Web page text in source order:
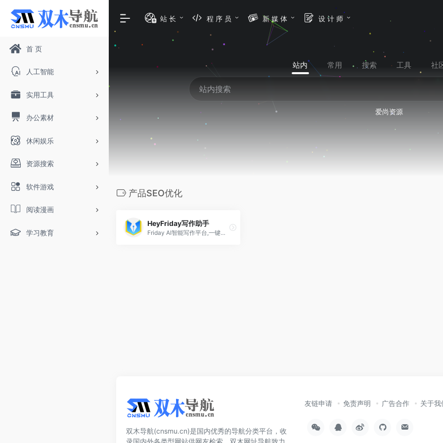
首 页
人工智能
实用工具
办公素材
休闲娱乐
资源搜索
软件游戏
阅读漫画
学习教育
站 长 程 序 员 新 媒 体 设 计 师
站内 常用 搜索 工具 社
爱尚资源
产品SEO优化
HeyFriday写作助手
Friday AI智能写作平台,一键生成高质量原创内容! Friday AI-国内顶尖算法模型,AI自动生成原创文章,60+丰富写作模板,十大写作场景全覆盖,支持改写,续写,扩写,搜索引擎优化,全场景媒体运营神器!
双木导航(cnsmu.cn)是国内优秀的导航分类平台，收
录国内外各类型网站供网友检索，双木网址导航致力
友链申请 免责声明 广告合作 关于我